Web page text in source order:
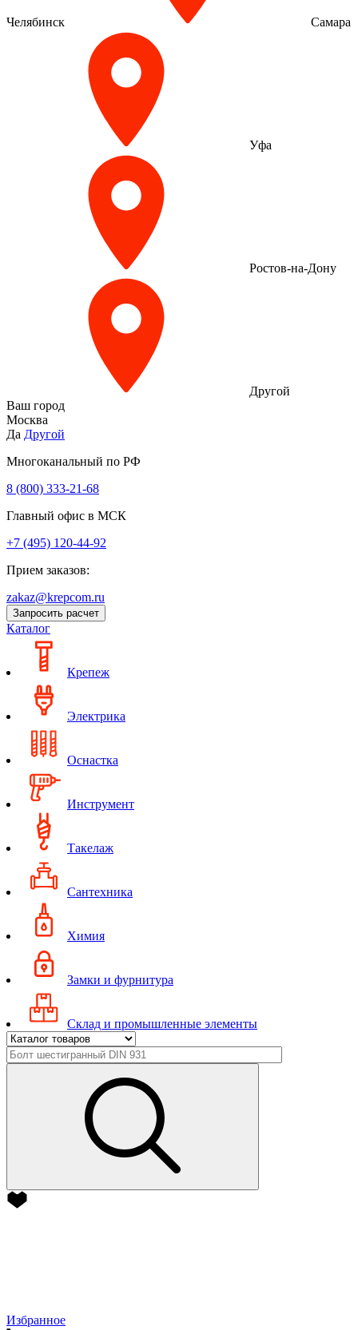
Челябинск Самара
Уфа
Ростов-на-Дону
Другой
Ваш город
Москва
Да Другой
Многоканальный по РФ
8 (800) 333‑21-68
Главный офис в МСК
+7 (495) 120-44-92
Прием заказов:
zakaz@krepcom.ru
Запросить расчет
Каталог
Крепеж
Электрика
Оснастка
Инструмент
Такелаж
Сантехника
Химия
Замки и фурнитура
Склад и промышленные элементы
Избранное